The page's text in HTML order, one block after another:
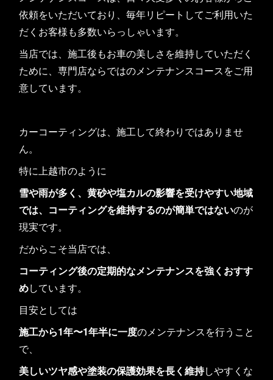
依頼をいただいており、毎年リピートしてご利用いた
だくお客様も多数いらっしゃいます。
当店では、施工後もお車の美しさを維持していただく
ために、専門店ならではのメンテナンスコースをご用
意しています。
カーコーティングは、施工して終わりではありませ
ん。
特に上越市のように
雪や雨が多く、黄砂や塩カルの影響を受けやすい地域
では、コーティングを維持するのが簡単ではないのが
現実です。
だからこそ当店では、
コーティング後の定期的なメンテナンスを強くおすす
めしています。
目安としては
施工から1年〜1年半に一度のメンテナンスを行うこと
で、
美しいツヤ感や塗装の保護効果を長く維持しやすくな